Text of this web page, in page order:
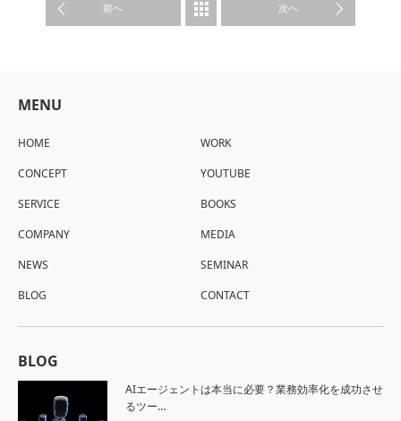
前へ
WORK 次へ
MENU
HOME
CONCEPT
SERVICE
COMPANY
NEWS
BLOG
WORK
YOUTUBE
BOOKS
MEDIA
SEMINAR
CONTACT
BLOG
AIエージェントは本当に必要？業務効率化を成功させ
るツー…